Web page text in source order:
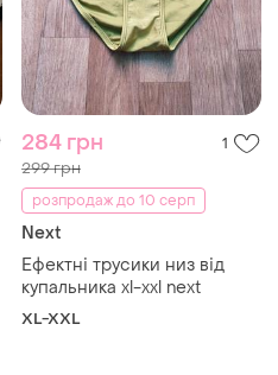
284 грн 1
299 грн
розпродаж до 10 серп
Next
Ефектні трусики низ від
купальника xl-xxl next
XL-XXL